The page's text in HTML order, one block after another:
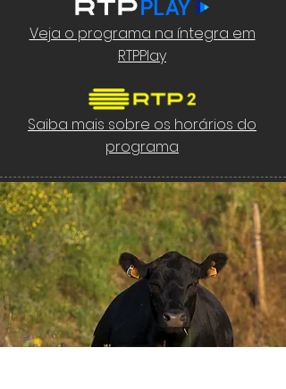
Veja o programa na íntegra em
RTPPlay
Saiba mais sobre os horários do
programa